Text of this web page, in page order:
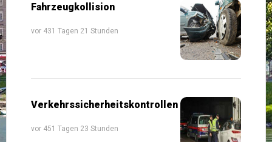
Fahrzeugkollision
vor 431 Tagen 21 Stunden
Verkehrssicherheitskontrollen
vor 451 Tagen 23 Stunden